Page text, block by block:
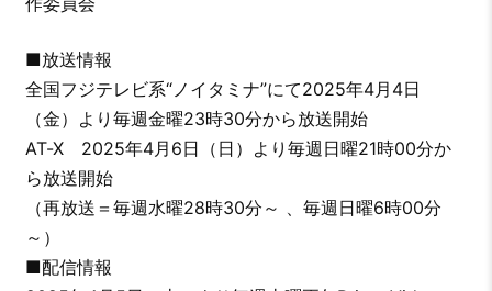
■放送情報
全国フジテレビ系“ノイタミナ”にて2025年4月4日
（金）より毎週金曜23時30分から放送開始
AT-X 2025年4月6日（日）より毎週日曜21時00分か
ら放送開始
（再放送＝毎週水曜28時30分～ 、毎週日曜6時00分
～）
■配信情報